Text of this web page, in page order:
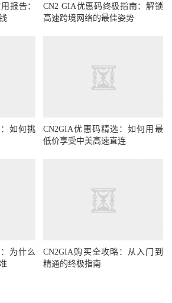
报告：
CN2 GIA优惠码终极指南：解锁
高速跨境网络的最佳姿势
如何挑
CN2GIA优惠码精选：如何用最
低价享受中美高速直连
为什么
CN2GIA购买全攻略：从入门到
精通的终极指南